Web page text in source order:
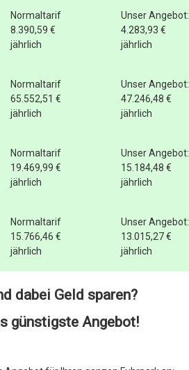
Normaltarif
8.390,59 €
jährlich
Unser Angebot:
4.283,93 €
jährlich
Normaltarif
65.552,51 €
jährlich
Unser Angebot:
47.246,48 €
jährlich
Normaltarif
19.469,99 €
jährlich
Unser Angebot:
15.184,48 €
jährlich
Normaltarif
15.766,46 €
jährlich
Unser Angebot:
13.015,27 €
jährlich
dabei Geld sparen?
günstigste Angebot!